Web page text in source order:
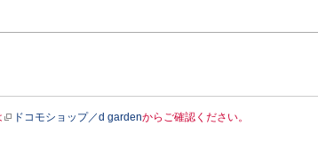
ドコモショップ／d gardenからご確認ください。